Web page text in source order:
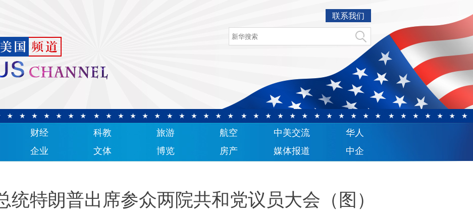
联系我们
财经 科教 旅游 航空 中美交流
华人
企业 文体 博览 房产 媒体报道 中企
统特朗普出席参众两院共和党议员大会（图）